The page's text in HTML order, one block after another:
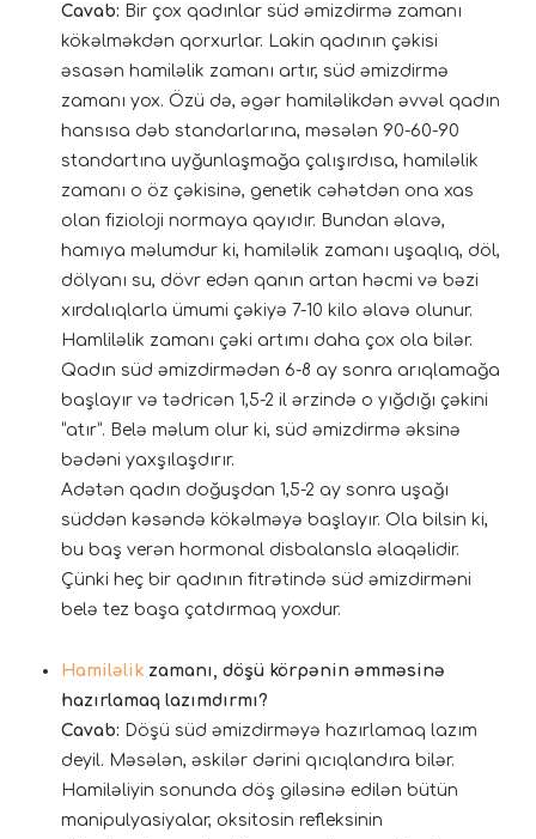
Cavab: Bir çox qadınlar süd əmizdirmə zamanı
kökəlməkdən qorxurlar. Lakin qadının çəkisi
əsasən hamiləlik zamanı artır, süd əmizdirmə
zamanı yox. Özü də, əgər hamiləlikdən əvvəl qadın
hansısa dəb standarlarına, məsələn 90-60-90
standartına uyğunlaşmağa çalışırdısa, hamiləlik
zamanı o öz çəkisinə, genetik cəhətdən ona xas
olan fizioloji normaya qayıdır. Bundan əlavə,
hamıya məlumdur ki, hamiləlik zamanı uşaqlıq, döl,
dölyanı su, dövr edən qanın artan həcmi və bəzi
xırdalıqlarla ümumi çəkiyə 7-10 kilo əlavə olunur.
Hamliləlik zamanı çəki artımı daha çox ola bilər.
Qadın süd əmizdirmədən 6-8 ay sonra arıqlamağa
başlayır və tədricən 1,5-2 il ərzində o yığdığı çəkini
“atır”. Belə məlum olur ki, süd əmizdirmə əksinə
bədəni yaxşılaşdırır.
Adətən qadın doğuşdan 1,5-2 ay sonra uşağı
süddən kəsəndə kökəlməyə başlayır. Ola bilsin ki,
bu baş verən hormonal disbalansla əlaqəlidir.
Çünki heç bir qadının fitrətində süd əmizdirməni
belə tez başa çatdırmaq yoxdur.
Hamiləlik zamanı, döşü körpənin əmməsinə
hazırlamaq lazımdırmı?
Cavab: Döşü süd əmizdirməyə hazırlamaq lazım
deyil. Məsələn, əskilər dərini qıcıqlandıra bilər.
Hamiləliyin sonunda döş giləsinə edilən bütün
manipulyasiyalar, oksitosin refleksinin